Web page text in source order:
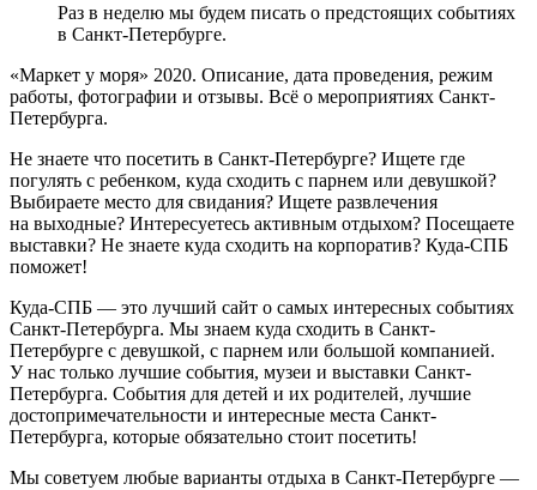
Раз в неделю мы будем писать о предстоящих событиях
в Санкт-Петербурге.
«Маркет у моря» 2020. Описание, дата проведения, режим
работы, фотографии и отзывы. Всё о мероприятиях Санкт-
Петербурга.
Не знаете что посетить в Санкт-Петербурге? Ищете где
погулять с ребенком, куда сходить с парнем или девушкой?
Выбираете место для свидания? Ищете развлечения
на выходные? Интересуетесь активным отдыхом? Посещаете
выставки? Не знаете куда сходить на корпоратив? Куда-СПБ
поможет!
Куда-СПБ — это лучший сайт о самых интересных событиях
Санкт-Петербурга. Мы знаем куда сходить в Санкт-
Петербурге с девушкой, с парнем или большой компанией.
У нас только лучшие события, музеи и выставки Санкт-
Петербурга. События для детей и их родителей, лучшие
достопримечательности и интересные места Санкт-
Петербурга, которые обязательно стоит посетить!
Мы советуем любые варианты отдыха в Санкт-Петербурге —